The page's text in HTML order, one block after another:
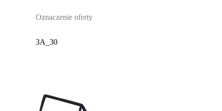
Oznaczenie oferty
3A_30